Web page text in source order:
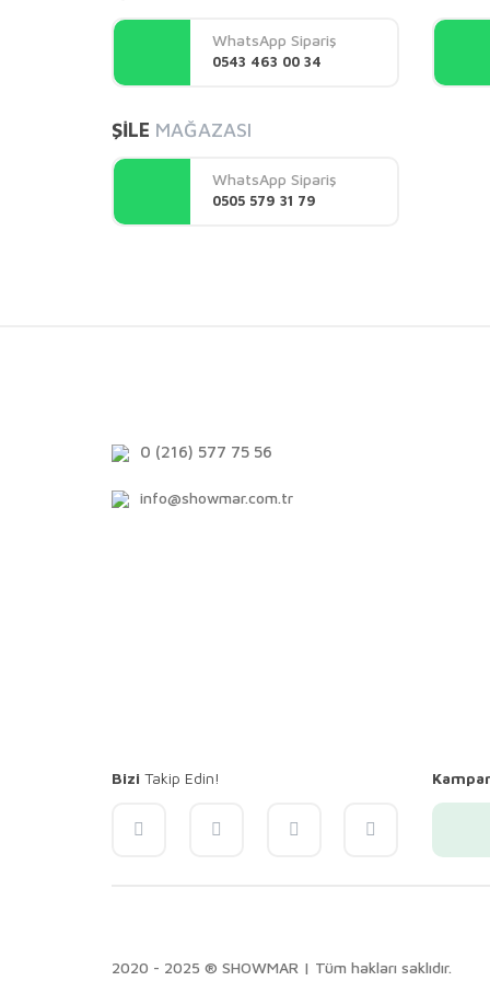
Ürün açıklamasında eksik bilgiler bulunuyor.
Ürün bilgilerinde hatalar bulunuyor.
Ürün fiyatı diğer sitelerden daha pahalı.
Bu ürüne benzer farklı alternatifler olmalı.
WhatsApp Sipariş
0543 463 00 34
ŞİLE MAĞAZASI
WhatsApp Sipariş
0505 579 31 79
0 (216) 577 75 56
info@showmar.com.tr
Bizi Takip Edin!
2020 - 2025 ® SHOWMAR | Tüm hakları saklıdır.